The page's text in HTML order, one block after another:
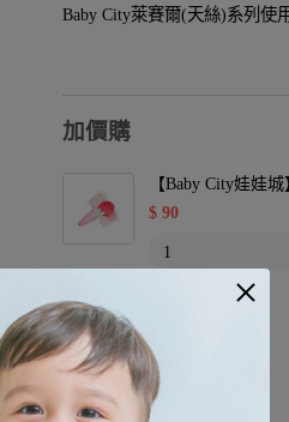
Baby City萊賽爾(天絲)系列使
加價購
【Baby City娃娃
$ 90